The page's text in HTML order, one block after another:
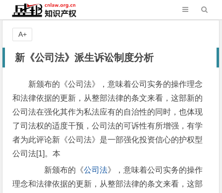
新《公司法》派生诉讼制度分析
新颁布的《公司法》，意味着公司实务的操作理念
和法律依据的更新，从整部法律的条文来看，这部新的
公司法在强化其作为私法应有的自治性的同时，也体现
了司法权的适度干预，公司法的可诉性有所增强，有学
者为此评论新《公司法》是一部强化投资信心的护权型
公司法[1]。本
新颁布的《公司法》，意味着公司实务的操作
理念和法律依据的更新，从整部法律的条文来看，这部
A+